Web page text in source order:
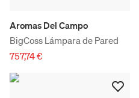
Aromas Del Campo
BigCoss Lámpara de Pared
757,74 €